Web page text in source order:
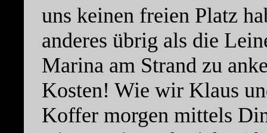
uns keinen freien Platz
anderes übrig als die
Marina am Strand zu
Kosten! Wie wir Klaus
Koffer morgen mittels